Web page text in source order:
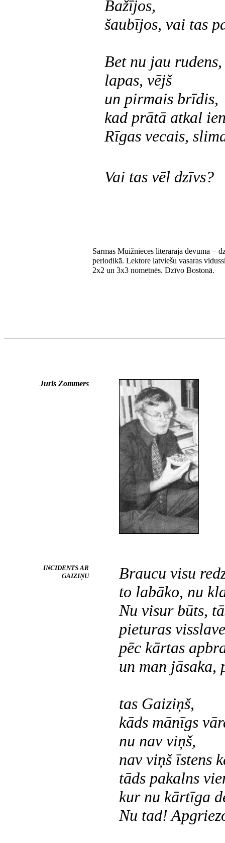
Bažījos,
šaubījos, vai tas
Bet nu jau rudens,
lapas, vējš
un pirmais brīdis,
kad prātā atkal
Rīgas vecais,
Vai tas vēl dzīvs?
Sarmas Muižnieces literārajā devumā −
periodikā. Lektore latviešu vasaras
2x2 un 3x3 nometnēs. Dzīvo Bostonā.
Juris Zommers
INCIDENTS AR
GAIZIŅU
Braucu visu
to labāko, nu
Nu visur būts,
pieturas
pēc kārtas
un man jāsaka,
tas Gaiziņš,
kāds mānīgs
nu nav viņš,
nav viņš īstens
tāds pakalns
kur nu kārtīga
Nu tad!